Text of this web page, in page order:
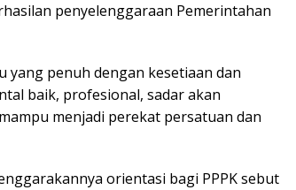
penyelenggaraan Pemerintahan
yang penuh dengan kesetiaan dan
baik, profesional, sadar akan
menjadi perekat persatuan dan
orientasi bagi PPPK sebut